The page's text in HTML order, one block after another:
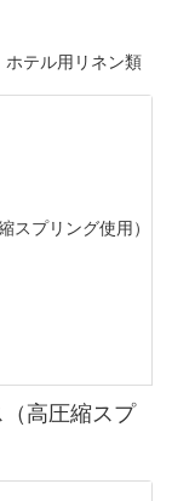
ホテル用リネン類
高圧縮スプ